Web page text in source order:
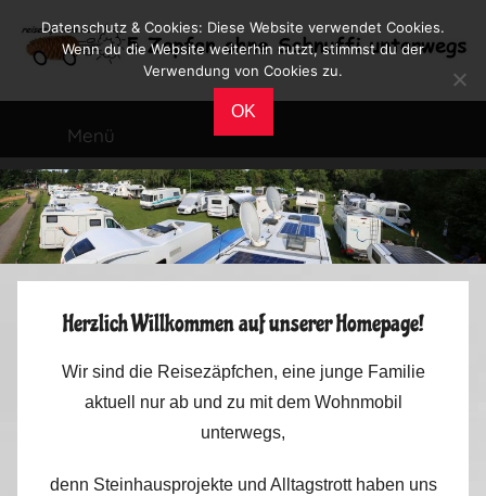
Inhalt
Reiseblog
im
Wohnmobil
Menü
Herzlich Willkommen auf unserer Homepage!
Wir sind die Reisezäpfchen, eine junge Familie
aktuell nur ab und zu mit dem Wohnmobil
unterwegs,
denn Steinhausprojekte und Alltagstrott haben uns
Datenschutz & Cookies: Diese Website verwendet Cookies.
Wenn du die Website weiterhin nutzt, stimmst du der
Verwendung von Cookies zu.
OK